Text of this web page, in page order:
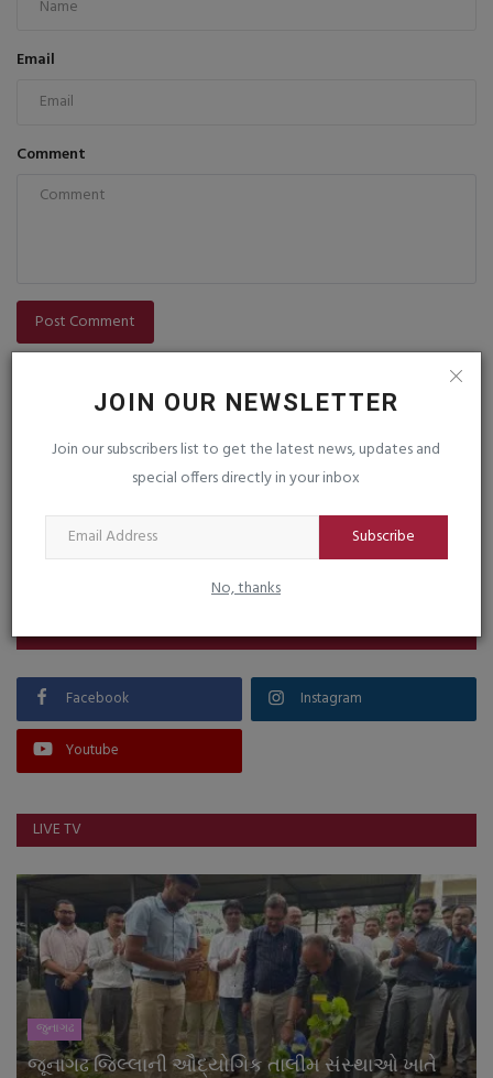
JOIN OUR NEWSLETTER
Join our subscribers list to get the latest news, updates and
special offers directly in your inbox
Subscribe
No, thanks
Email
Comment
Post Comment
VOTING POLL
FOLLOW US
Facebook Instagram
Youtube
LIVE TV
જુનાગઢ
જૂનાગઢ જિલ્લાની ઔદ્યોગિક તાલીમ સંસ્થાઓ ખાતે